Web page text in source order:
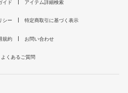
イド アイテム詳細検索
シー 特定商取引に基づく表示
規約 お問い合わせ
よくあるご質問